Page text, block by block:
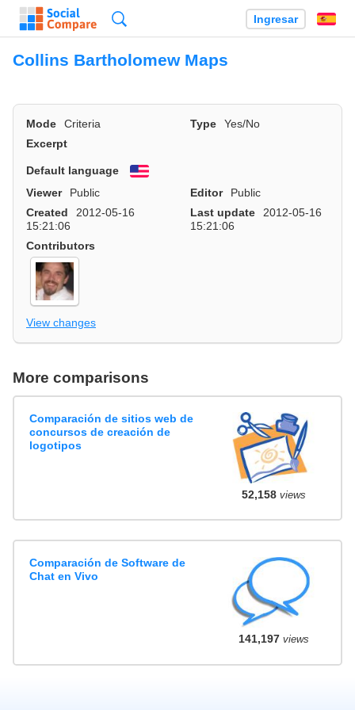
Ingresar
Collins Bartholomew Maps
Mode Criteria Type
Yes/No
Excerpt
Default language
English
Viewer
Public Editor
Public
Created
2012-05-16
15:21:06
Last update
2012-05-16
15:21:06
Contributors
View changes
More comparisons
Comparación de sitios web de
concursos de creación de
logotipos
52,158views
Comparación de Software de
Chat en Vivo
141,197views